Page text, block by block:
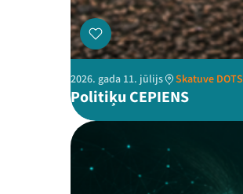
2026. gada 11. jūlijs Skatuve DOTS
Politiķu CEPIENS